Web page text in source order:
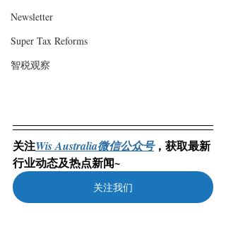
Newsletter
Super Tax Reforms
智税观察
关注Wis Australia微信公众号，获取最新
行业动态及热点新闻~
关注我们